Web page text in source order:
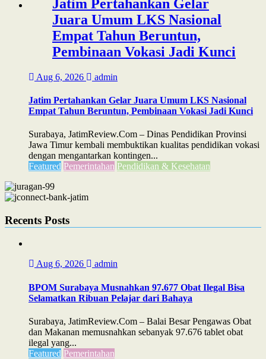
Jatim Pertahankan Gelar
Juara Umum LKS Nasional
Empat Tahun Beruntun,
Pembinaan Vokasi Jadi Kunci
Aug 6, 2026 admin
Jatim Pertahankan Gelar Juara Umum LKS Nasional
Empat Tahun Beruntun, Pembinaan Vokasi Jadi Kunci
Surabaya, JatimReview.Com – Dinas Pendidikan Provinsi
Jawa Timur kembali membuktikan kualitas pendidikan vokasi
dengan mengantarkan kontingen...
Featured Pemerintahan Pendidikan & Kesehatan
Recents Posts
Aug 6, 2026 admin
BPOM Surabaya Musnahkan 97.677 Obat Ilegal Bisa
Selamatkan Ribuan Pelajar dari Bahaya
Surabaya, JatimReview.Com – Balai Besar Pengawas Obat
dan Makanan memusnahkan sebanyak 97.676 tablet obat
ilegal yang...
Featured Pemerintahan